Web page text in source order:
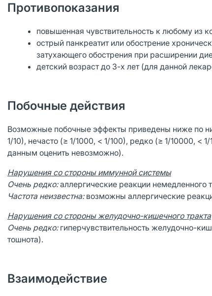
Противопоказания
повышенная чувствительность к любому из
острый панкреатит или обострение
затухающего обострения при расширении
детский возраст до 3-х лет (для данной
Побочные действия
Возможные побочные эффекты приведены ниже по
1/10), нечасто (≥ 1/1000, < 1/100), редко (≥ 1/10000, <
данным оценить невозможно).
Нарушения со стороны иммунной системы
Очень редко:аллергические реакции немедленного
Частота неизвестна:возможны аллергические
Нарушения со стороны желудочно-кишечного тракта
Очень редко:гиперчувствительность желудочно-
тошнота).
Взаимодействие